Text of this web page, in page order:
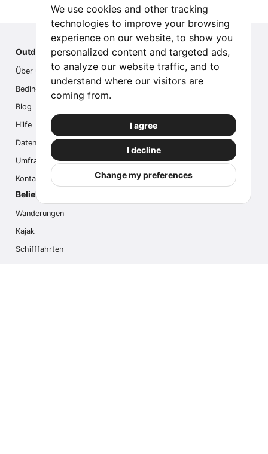
We use cookies and other tracking
technologies to improve your browsing
experience on our website, to show you
personalized content and targeted ads,
to analyze our website traffic, and to
understand where our visitors are
coming from.
I agree
I decline
Change my preferences
Outdoor Index
Über uns
Bedingungen
Blog
Hilfe
Datenschutz
Umfrage
Kontaktieren Sie uns
Beliebte Aktivitäten
Wanderungen
Kajak
Schifffahrten